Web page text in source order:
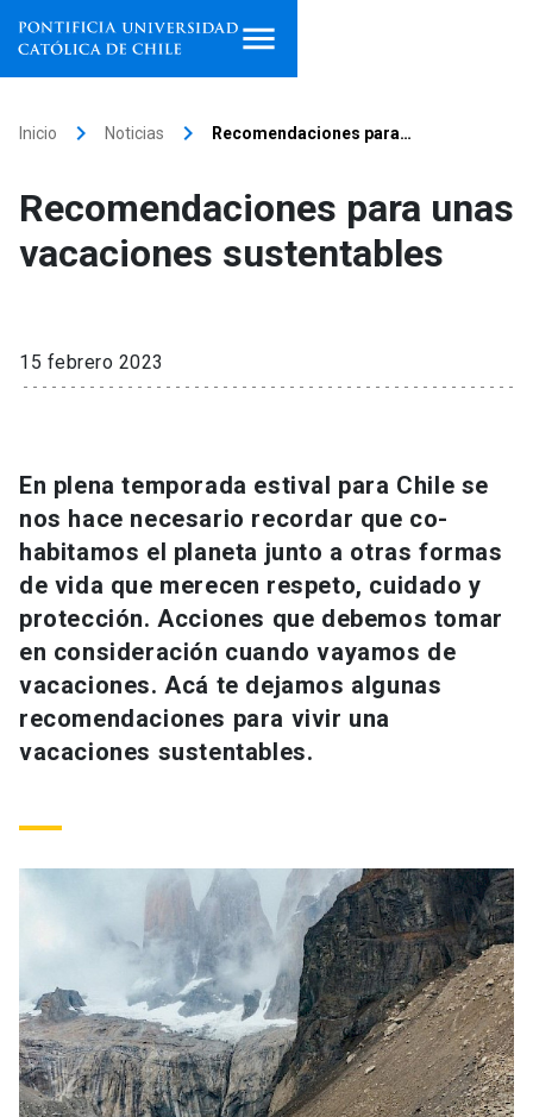
Facultades, escuelas e
institutos
Internacionalización
Vinculación
Universidad
Información para keyboard_arrow_down
Estudiantes
launch
Vecinos launch
ACCESOS DIRECTOS
Mi Cuenta UC
Mi Portal UC launch
Medios Biblioteca launch
Donaciones launch
Inicio keyboard_arrow_right Noticias keyboard_arrow_right Recomendaciones para…
Recomendaciones para unas
vacaciones sustentables
15 febrero 2023
En plena temporada estival para Chile se
nos hace necesario recordar que co-
habitamos el planeta junto a otras formas
de vida que merecen respeto, cuidado y
protección. Acciones que debemos tomar
en consideración cuando vayamos de
vacaciones. Acá te dejamos algunas
recomendaciones para vivir una
vacaciones sustentables.